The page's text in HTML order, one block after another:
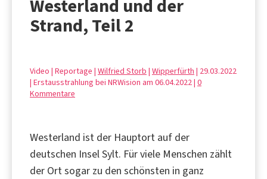
Westerland und der
Strand, Teil 2
Video | Reportage | Wilfried Storb | Wipperfürth | 29.03.2022
| Erstausstrahlung bei NRWision am 06.04.2022 | 0
Kommentare
Westerland ist der Hauptort auf der
deutschen Insel Sylt. Für viele Menschen zählt
der Ort sogar zu den schönsten in ganz